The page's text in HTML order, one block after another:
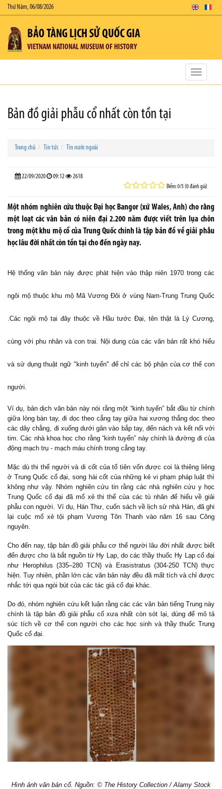
Thứ Năm, 06/08/2026
BẢO TÀNG LỊCH SỬ QUỐC GIA
VIETNAM NATIONAL MUSEUM OF HISTORY
Toggle
Bản đồ giải phẫu cổ nhất còn tồn tại
Trang chủ Tin tức Tin nước ngoài
22/09/2020 09:12 2618
Điểm: 0/5 (0 đánh giá)
Một nhóm nghiên cứu thuộc Đại học Bangor (xứ Wales, Anh) cho rằng
một loạt các văn bản có niên đại 2.200 năm được viết trên lụa chôn
trong một khu mộ cổ của Trung Quốc chính là tập bản đồ về giải phẫu
học lâu đời nhất còn tồn tại cho đến ngày nay.
Hệ thống văn bản này được phát hiện vào thập niên 1970 trong các
ngôi mộ thuộc khu mộ Mã Vương Đôi ở vùng Nam-Trung Trung Quốc
.Các ngôi mộ tại đây thuộc về Hầu tước Đại, tên thật là Lý Cương,
cùng với phu nhân và con trai. Nội dung của các văn bản rất khó hiểu
và sử dụng thuật ngữ "kinh tuyến" để chỉ các bộ phận của cơ thể con
người.
Ví dụ, bản dịch văn bản này nói rằng một “kinh tuyến” bắt đầu từ chính
giữa lòng bàn tay, đi dọc theo cẳng tay giữa hai xương thẳng dọc theo
các dây chằng, đi xuống dưới gân vào bắp tay, đến nách và kết nối với
tim. Các nhà khoa học cho rằng “kinh tuyến” này chính là đường đi của
động mạch trụ - mạch máu chính trong cẳng tay.
Mặc dù thi thể người và di cốt của tổ tiên vốn được coi là thiêng liêng
ở Trung Quốc cổ đại, song hài cốt của những kẻ vi phạm pháp luật thì
không như vậy. Nhóm nghiên cứu tin rằng các nhà nghiên cứu y học
Trung Quốc cổ đại đã mổ xẻ thi thể của các tù nhân để hiểu về giải
phẫu con người. Ví dụ, Hán Thư, cuốn sách về lịch sử nhà Hán, đã ghi
lại cuộc mổ xẻ tội phạm Vương Tôn Thanh vào năm 16 sau Công
nguyên.
Cho đến nay, tập bản đồ giải phẫu cơ thể người lâu đời nhất được biết
đến được cho là bắt nguồn từ Hy Lạp, do các thầy thuốc Hy Lạp cổ đại
như Herophilus (335–280 TCN) và Erasistratus (304-250 TCN) thực
hiện. Tuy nhiên, phần lớn các văn bản này đều đã mất tích và chỉ được
nhắc tới qua ngòi bút của các tác giả cổ đại khác.
Do đó, nhóm nghiên cứu kết luận rằng các các văn bản tiếng Trung này
chính là tập bản đồ giải phẫu cổ xưa nhất còn sót lại, dùng để mô tả
súc tích về cơ thể con người cho các học sinh và thầy thuốc Trung
Quốc cổ đại.
Hình ảnh văn bản cổ. Nguồn: © The History Collection / Alamy Stock